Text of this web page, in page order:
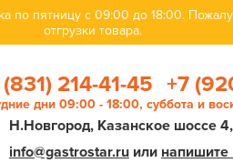
по пятницу с 09:00 до 18:00.
отгрузки товара.
214-41-45 +7
дни 09:00 - 18:00, суббота и
Н.Новгород, Казанское шоссе
info@gastrostar.ruили напишите